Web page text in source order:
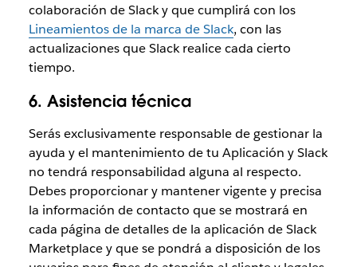
colaboración de Slack y que cumplirá con los
Lineamientos de la marca de Slack, con las
actualizaciones que Slack realice cada cierto
tiempo.
6. Asistencia técnica
Serás exclusivamente responsable de gestionar la
ayuda y el mantenimiento de tu Aplicación y Slack
no tendrá responsabilidad alguna al respecto.
Debes proporcionar y mantener vigente y precisa
la información de contacto que se mostrará en
cada página de detalles de la aplicación de Slack
Marketplace y que se pondrá a disposición de los